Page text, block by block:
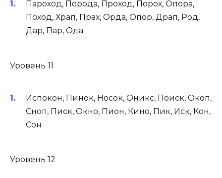
Пароход, Порода, Проход, Порох, Опора,
Поход, Храп, Прах, Орда, Опор, Драп, Род,
Дар, Пар, Ода
Уровень 11
Испокон, Пинок, Носок, Оникс, Поиск, Окоп,
Сноп, Писк, Окно, Пион, Кино, Пик, Иск, Кон,
Сон
Уровень 12